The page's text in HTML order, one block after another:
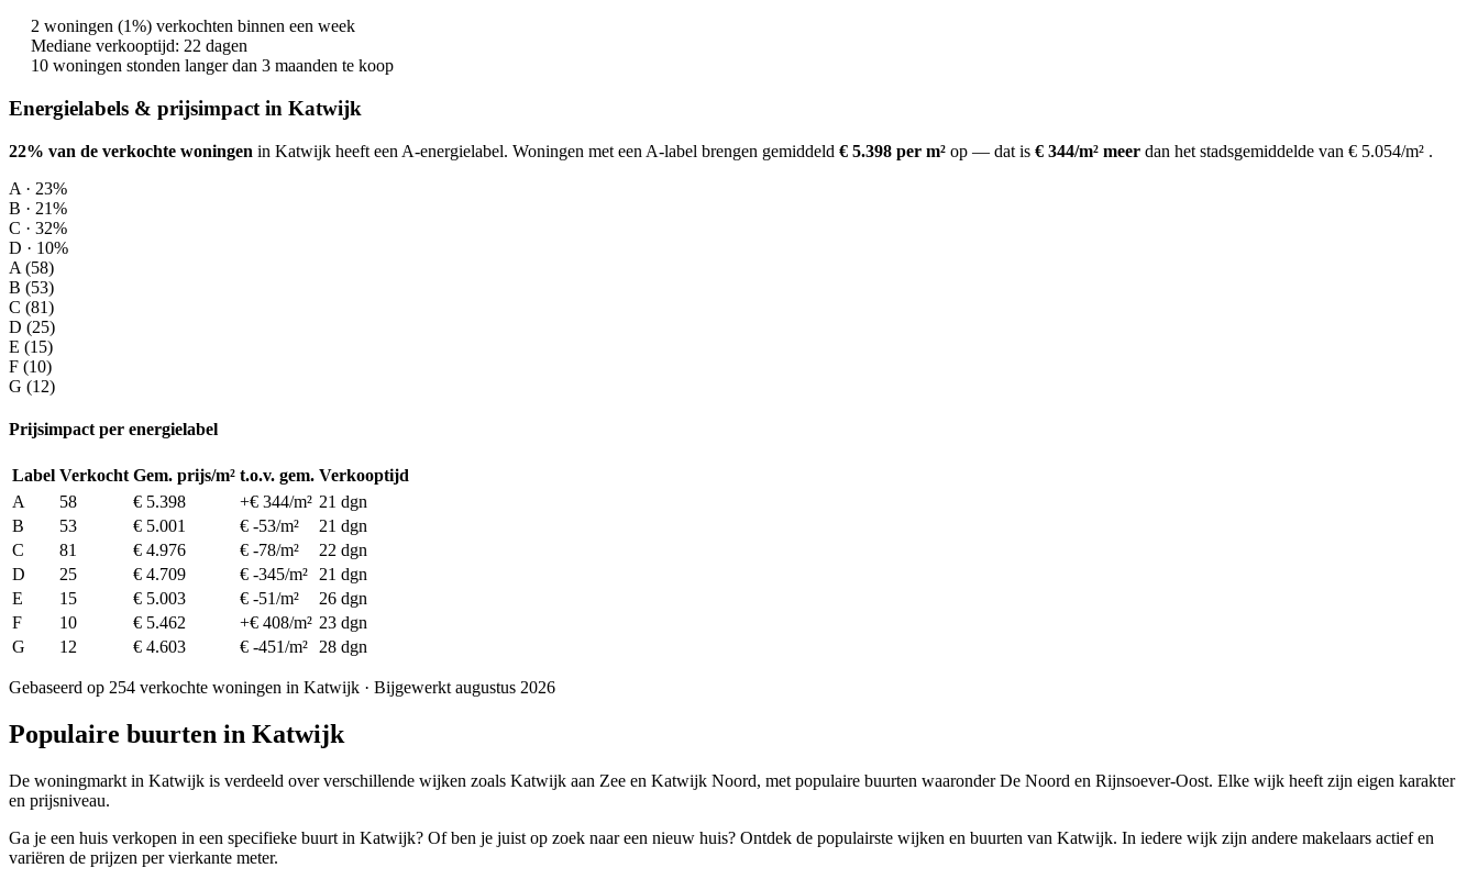
2 woningen (1%) verkochten binnen een week
Mediane verkooptijd: 22 dagen
10 woningen stonden langer dan 3 maanden te koop
Energielabels & prijsimpact in Katwijk
22% van de verkochte woningen in Katwijk heeft een A-energielabel. Woningen met een A-label brengen gemiddeld € 5.398 per m² op — dat is € 344/m² meer dan het stadsgemiddelde van € 5.054/m² .
A · 23%
B · 21%
C · 32%
D · 10%
A (58)
B (53)
C (81)
D (25)
E (15)
F (10)
G (12)
Prijsimpact per energielabel
Label Verkocht Gem. prijs/m² t.o.v. gem. Verkooptijd
A
58 € 5.398 +€ 344/m² 21 dgn
B
53 € 5.001 € -53/m²
21 dgn
C
81 € 4.976 € -78/m²
22 dgn
D
25 € 4.709 € -345/m²
21 dgn
E
15 € 5.003 € -51/m²
26 dgn
F
10 € 5.462 +€ 408/m² 23 dgn
G
12 € 4.603 € -451/m² 28 dgn
Gebaseerd op 254 verkochte woningen in Katwijk · Bijgewerkt augustus 2026
Populaire buurten in Katwijk
De woningmarkt in Katwijk is verdeeld over verschillende wijken zoals Katwijk aan Zee en Katwijk Noord, met populaire buurten waaronder De Noord en Rijnsoever-Oost. Elke wijk heeft zijn eigen karakter
en prijsniveau.
Ga je een huis verkopen in een specifieke buurt in Katwijk? Of ben je juist op zoek naar een nieuw huis? Ontdek de populairste wijken en buurten van Katwijk. In iedere wijk zijn andere makelaars actief en
variëren de prijzen per vierkante meter.